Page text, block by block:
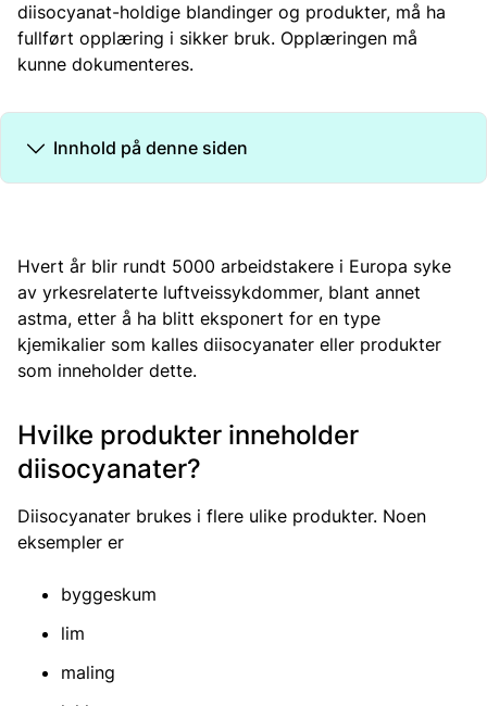
diisocyanat-holdige blandinger og produkter, må ha
fullført opplæring i sikker bruk. Opplæringen må
kunne dokumenteres.
Innhold på denne siden
Hvert år blir rundt 5000 arbeidstakere i Europa syke
av yrkesrelaterte luftveissykdommer, blant annet
astma, etter å ha blitt eksponert for en type
kjemikalier som kalles diisocyanater eller produkter
som inneholder dette.
Hvilke produkter inneholder
diisocyanater?
Diisocyanater brukes i flere ulike produkter. Noen
eksempler er
byggeskum
lim
maling